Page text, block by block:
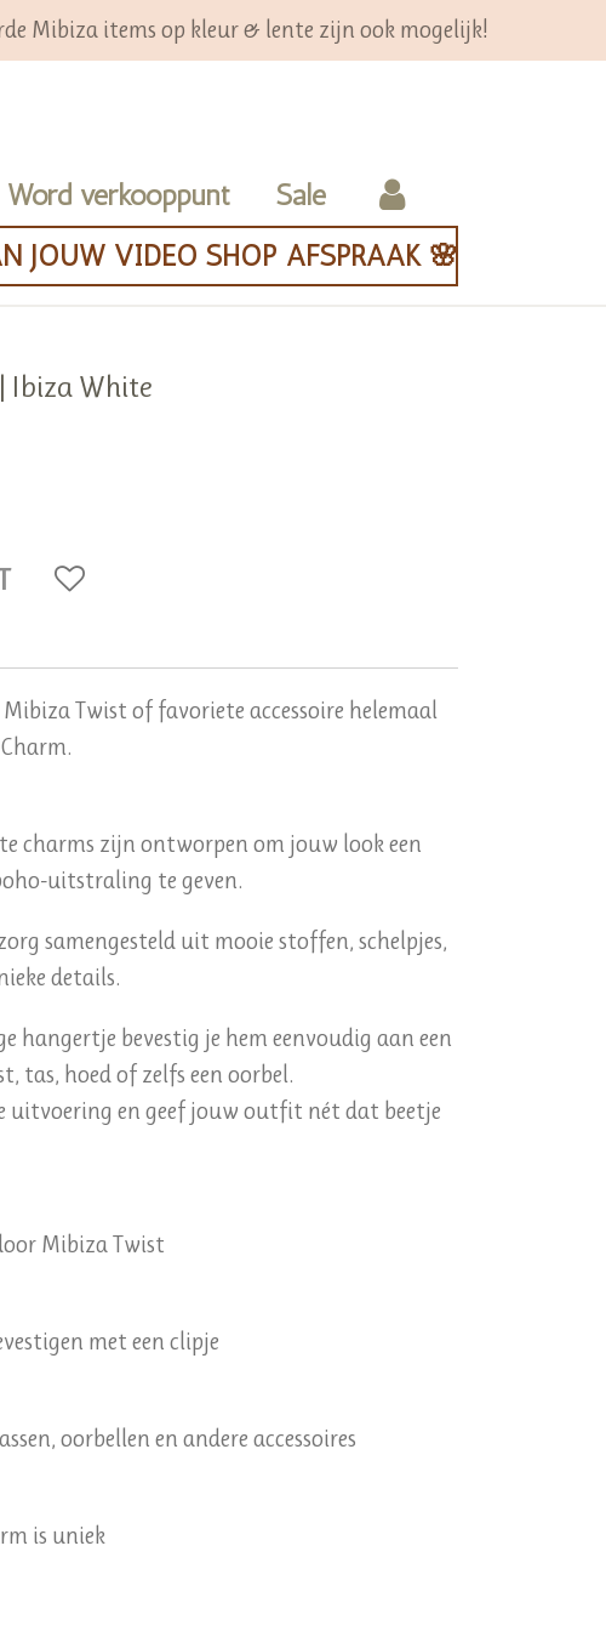
Mibiza items op kleur & lente zijn ook mogelijk!
Word verkooppunt
Sale
JOUW VIDEO SHOP AFSPRAAK 🌸
Ibiza White
Twist of favoriete accessoire helemaal
charms zijn ontworpen om jouw look een
uitstraling te geven.
samengesteld uit mooie stoffen, schelpjes,
details.
hangertje bevestig je hem eenvoudig aan een
tas, hoed of zelfs een oorbel.
uitvoering en geef jouw outfit nét dat beetje
Mibiza Twist
met een clipje
oorbellen en andere accessoires
is uniek